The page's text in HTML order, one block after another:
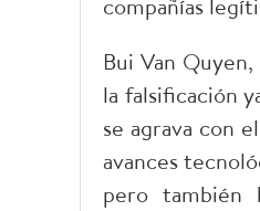
compañías
Bui Van
la falsificación
se agrava con
avances
pero también